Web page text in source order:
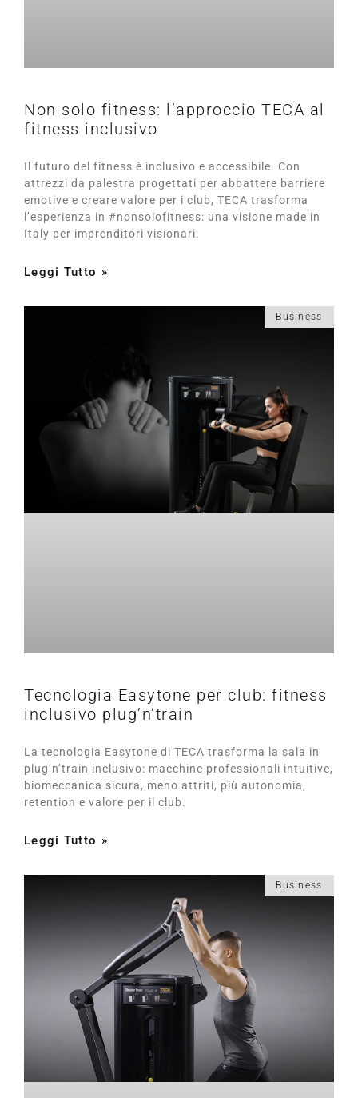
Non solo fitness: l’approccio TECA al
fitness inclusivo
Il futuro del fitness è inclusivo e accessibile. Con
attrezzi da palestra progettati per abbattere barriere
emotive e creare valore per i club, TECA trasforma
l’esperienza in #nonsolofitness: una visione made in
Italy per imprenditori visionari.
Leggi Tutto »
Business
Tecnologia Easytone per club: fitness
inclusivo plug’n’train
La tecnologia Easytone di TECA trasforma la sala in
plug’n’train inclusivo: macchine professionali intuitive,
biomeccanica sicura, meno attriti, più autonomia,
retention e valore per il club.
Leggi Tutto »
Business